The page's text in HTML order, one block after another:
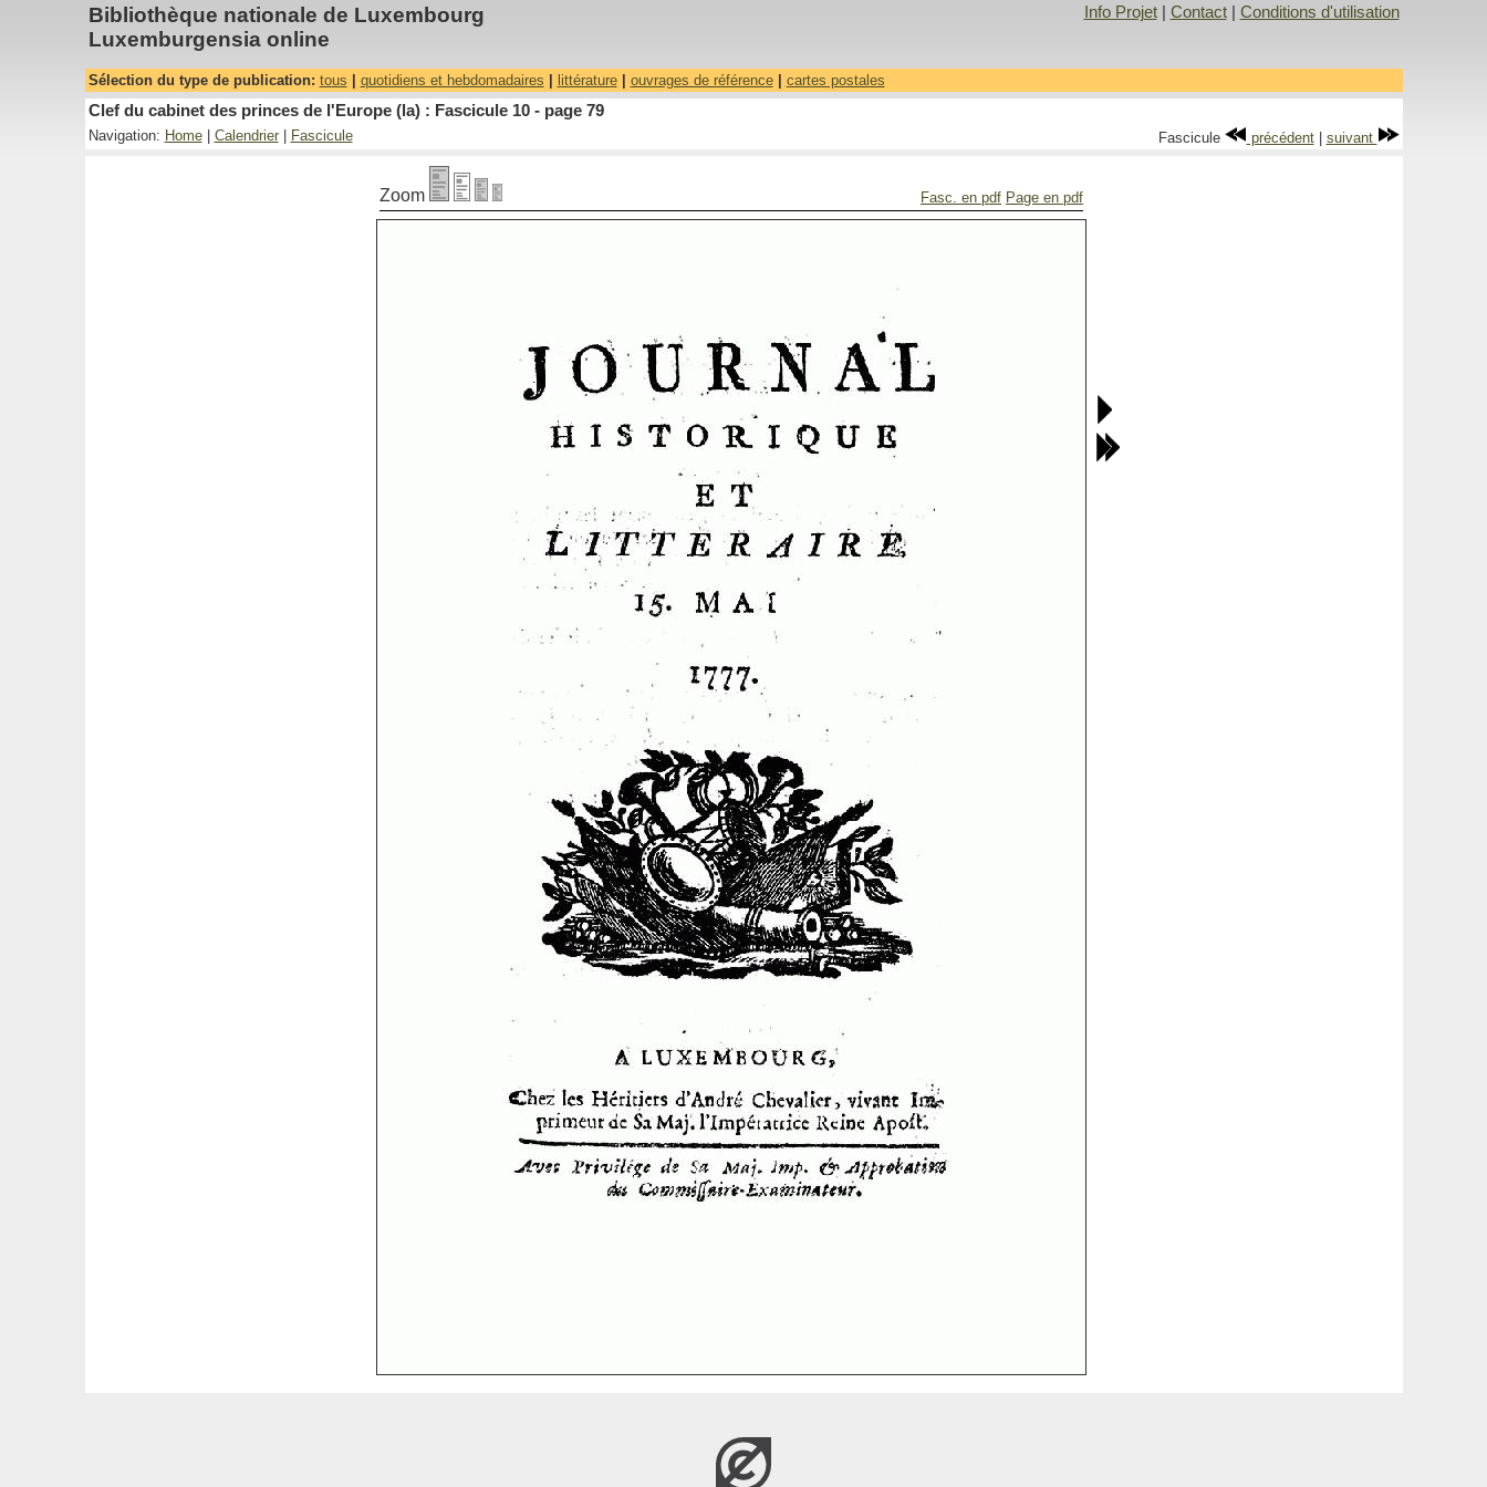
Bibliothèque nationale de Luxembourg
Luxemburgensia online
Info Projet| Contact| Conditions d'utilisation
Sélection du type de publication: tous quotidiens et hebdomadaires littérature| ouvrages de référence| cartes postales
Clef du cabinet des princes de l'Europe (la) : Fascicule 10 - page 79
Navigation: Home| Calendrier| Fascicule Fascicule précédent| suivant
Zoom Fasc. en pdf Page en pdf